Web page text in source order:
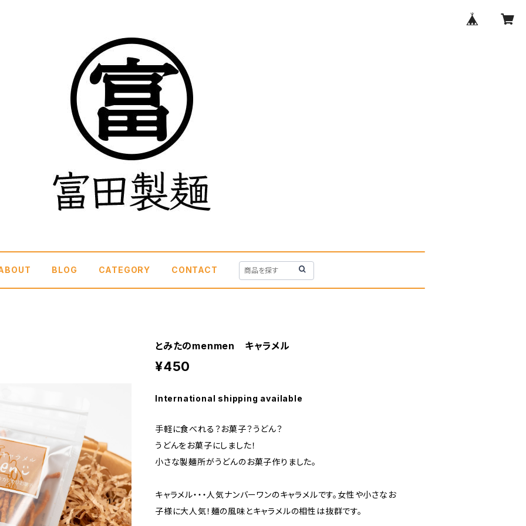
BLOG CATEGORY CONTACT
とみたのmenmen キャラメル
¥450
International shipping available
手軽に食べれる？お菓子？うどん？
うどんをお菓子にしました！
小さな製麺所がうどんのお菓子作りました。
キャラメル・・・人気ナンバーワンのキャラメルです。女性や小さなお
子様に大人気！麺の風味とキャラメルの相性は抜群です。